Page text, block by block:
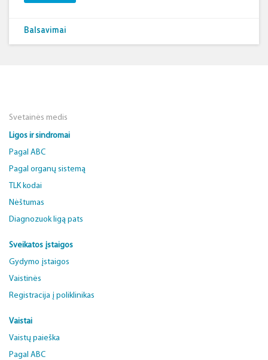
Balsavimai
Svetainės medis
Ligos ir sindromai
Pagal ABC
Pagal organų sistemą
TLK kodai
Nėštumas
Diagnozuok ligą pats
Sveikatos įstaigos
Gydymo įstaigos
Vaistinės
Registracija į poliklinikas
Vaistai
Vaistų paieška
Pagal ABC